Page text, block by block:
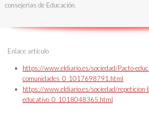
consejerías de Educación.
Enlace artículo
https://www.eldiario.es/sociedad/Pacto-
comunidades_0_1017698791.html
https://www.eldiario.es/sociedad/
educativo_0_1018048365.html